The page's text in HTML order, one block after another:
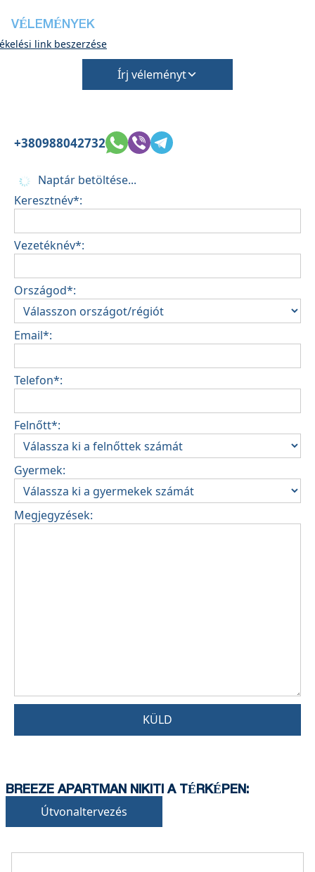
VÉLEMÉNYEK
link beszerzése
Írj véleményt
+380988042732
Naptár betöltése...
Keresztnév*:
Vezetéknév*:
Országod*:
Email*:
Telefon*:
Felnőtt*:
Gyermek:
Megjegyzések:
KÜLD
BREEZE APARTMAN NIKITI A TÉRKÉPEN:
Útvonaltervezés